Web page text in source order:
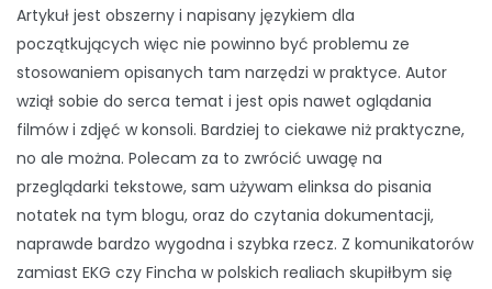
Artykuł jest obszerny i napisany językiem dla
początkujących więc nie powinno być problemu ze
stosowaniem opisanych tam narzędzi w praktyce. Autor
wziął sobie do serca temat i jest opis nawet oglądania
filmów i zdjęć w konsoli. Bardziej to ciekawe niż praktyczne,
no ale można. Polecam za to zwrócić uwagę na
przeglądarki tekstowe, sam używam elinksa do pisania
notatek na tym blogu, oraz do czytania dokumentacji,
naprawde bardzo wygodna i szybka rzecz. Z komunikatorów
zamiast EKG czy Fincha w polskich realiach skupiłbym się